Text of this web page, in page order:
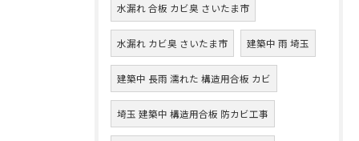
水漏れ 合板 カビ臭 さいたま市
水漏れ カビ臭 さいたま市 建築中 雨 埼玉
建築中 長雨 濡れた 構造用合板 カビ
埼玉 建築中 構造用合板 防カビ工事